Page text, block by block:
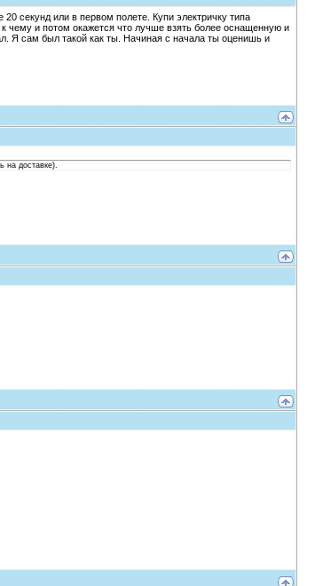
секунд или в первом полете. Купи электричку типа
чему и потом окажется что лучше взять более оснащенную и
Я сам был такой как ты. Начиная с начала ты оценишь и
на доставке).